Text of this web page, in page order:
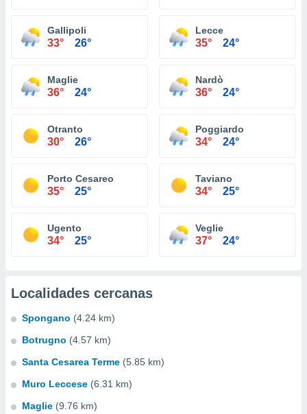
Gallipoli
33° 26°
Lecce
35° 24°
Maglie
36° 24°
Nardò
36° 24°
Otranto
30° 26°
Poggiardo
34° 24°
Porto Cesareo
35° 25°
Taviano
34° 25°
Ugento
34° 25°
Veglie
37° 24°
Localidades cercanas
Spongano (4.24 km)
Botrugno (4.57 km)
Santa Cesarea Terme (5.85 km)
Muro Leccese (6.31 km)
Maglie (9.76 km)